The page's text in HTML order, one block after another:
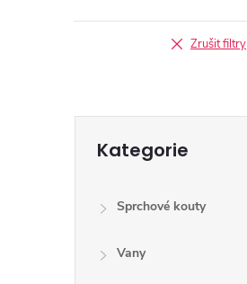
Zrušit filtry
kategorie
Kategorie
Sprchové kouty
Vany